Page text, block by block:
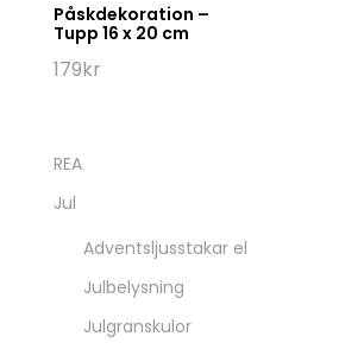
Påskdekoration –
Tupp 16 x 20 cm
179kr
REA
Jul
Adventsljusstakar el
Julbelysning
Julgranskulor